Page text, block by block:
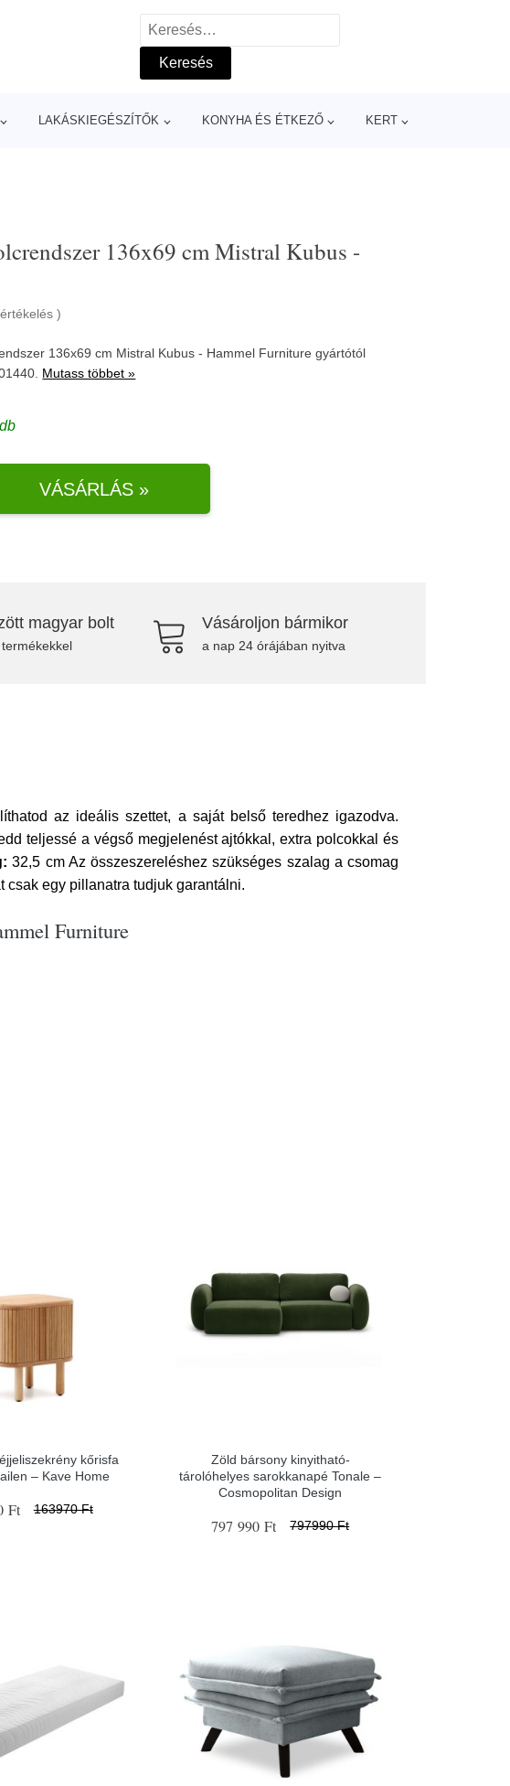
Keresés:
LAKÁSKIEGÉSZÍTŐK KONYHA ÉS ÉTKEZŐ KERT
136x69 cm Mistral Kubus -
értékelés)
136x69 cm Mistral Kubus - Hammel Furniture gyártótól
Mutass többet »
VÁSÁRLÁS »
magyar bolt Vásároljon bármikor
a nap 24 órájában nyitva
az ideális szettet, a saját belső teredhez igazodva.
teljessé a végső megjelenést ajtókkal, extra polcokkal és
32,5 cm Az összeszereléshez szükséges szalag a csomag
csak egy pillanatra tudjuk garantálni.
Furniture
kőrisfa
– Kave Home
Ft 163970 Ft
Zöld bársony kinyitható-
tárolóhelyes sarokkanapé Tonale –
Cosmopolitan Design
797 990 Ft 797990 Ft